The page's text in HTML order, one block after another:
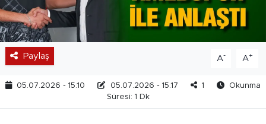
Paylaş A- A+
05.07.2026 - 15:10 05.07.2026 - 15:17 1
Okunma
Süresi: 1 Dk